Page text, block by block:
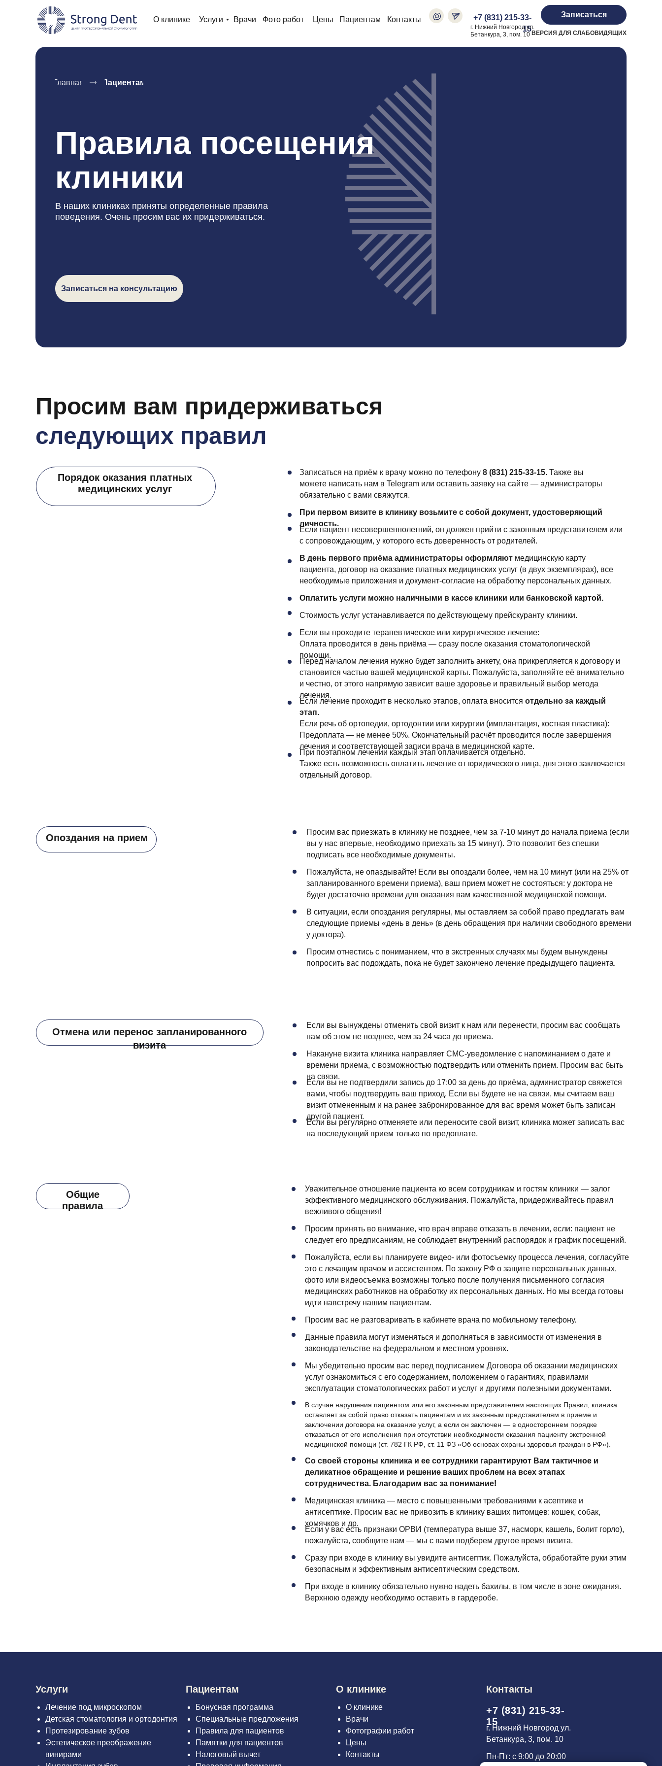
+7 (831) 215-33-
15
г. Нижний Новгород ул.
Бетанкура, 3, пом. 10
Записаться
О клинике Услуги Врачи Цены Пациентам
Фото работ Контакты
ВЕРСИЯ ДЛЯ СЛАБОВИДЯЩИХ
В наших клиниках приняты определенные правила
поведения. Очень просим вас их придерживаться.
Правила посещения
клиники
Записаться на консультацию
Главная Пациентам
Просим вам придерживаться
следующих правил
Порядок оказания платных
медицинских услуг
Перед началом лечения нужно будет заполнить анкету, она прикрепляется к договору и
становится частью вашей медицинской карты. Пожалуйста, заполняйте её внимательно
и честно, от этого напрямую зависит ваше здоровье и правильный выбор метода
лечения.
Оплатить услуги можно наличными в кассе клиники или банковской картой.
Стоимость услуг устанавливается по действующему прейскуранту клиники.
Если пациент несовершеннолетний, он должен прийти с законным представителем или
с сопровождающим, у которого есть доверенность от родителей.
При первом визите в клинику возьмите с собой документ, удостоверяющий
личность.
Записаться на приём к врачу можно по телефону 8 (831) 215-33-15. Также вы
можете написать нам в Telegram или оставить заявку на сайте — администраторы
обязательно с вами свяжутся.
Если вы проходите терапевтическое или хирургическое лечение:
Оплата проводится в день приёма — сразу после оказания стоматологической
помощи.
Если лечение проходит в несколько этапов, оплата вносится отдельно за каждый
этап.
Если речь об ортопедии, ортодонтии или хирургии (имплантация, костная пластика):
Предоплата — не менее 50%. Окончательный расчёт проводится после завершения
лечения и соответствующей записи врача в медицинской карте.
При поэтапном лечении каждый этап оплачивается отдельно.
Также есть возможность оплатить лечение от юридического лица, для этого заключается
отдельный договор.
В день первого приёма администраторы оформляют медицинскую карту
пациента, договор на оказание платных медицинских услуг (в двух экземплярах), все
необходимые приложения и документ-согласие на обработку персональных данных.
Опоздания на прием
Просим вас приезжать в клинику не позднее, чем за 7-10 минут до начала приема (если
вы у нас впервые, необходимо приехать за 15 минут). Это позволит без спешки
подписать все необходимые документы.
Пожалуйста, не опаздывайте! Если вы опоздали более, чем на 10 минут (или на 25% от
запланированного времени приема), ваш прием может не состояться: у доктора не
будет достаточно времени для оказания вам качественной медицинской помощи.
В ситуации, если опоздания регулярны, мы оставляем за собой право предлагать вам
следующие приемы «день в день» (в день обращения при наличии свободного времени
у доктора).
Просим отнестись с пониманием, что в экстренных случаях мы будем вынуждены
попросить вас подождать, пока не будет закончено лечение предыдущего пациента.
Отмена или перенос запланированного
визита
Если вы вынуждены отменить свой визит к нам или перенести, просим вас сообщать
нам об этом не позднее, чем за 24 часа до приема.
Накануне визита клиника направляет СМС-уведомление с напоминанием о дате и
времени приема, с возможностью подтвердить или отменить прием. Просим вас быть
на связи.
Если вы не подтвердили запись до 17:00 за день до приёма, администратор свяжется
вами, чтобы подтвердить ваш приход. Если вы будете не на связи, мы считаем ваш
визит отмененным и на ранее забронированное для вас время может быть записан
другой пациент.
Если вы регулярно отменяете или переносите свой визит, клиника может записать вас
на последующий прием только по предоплате.
Общие
правила
При входе в клинику обязательно нужно надеть бахилы, в том числе в зоне ожидания.
Верхнюю одежду необходимо оставить в гардеробе.
Сразу при входе в клинику вы увидите антисептик. Пожалуйста, обработайте руки этим
безопасным и эффективным антисептическим средством.
Если у вас есть признаки ОРВИ (температура выше 37, насморк, кашель, болит горло),
пожалуйста, сообщите нам — мы с вами подберем другое время визита.
Медицинская клиника — место с повышенными требованиями к асептике и
антисептике. Просим вас не привозить в клинику ваших питомцев: кошек, собак,
хомячков и др.
Мы убедительно просим вас перед подписанием Договора об оказании медицинских
услуг ознакомиться с его содержанием, положением о гарантиях, правилами
эксплуатации стоматологических работ и услуг и другими полезными документами.
Данные правила могут изменяться и дополняться в зависимости от изменения в
законодательстве на федеральном и местном уровнях.
Со своей стороны клиника и ее сотрудники гарантируют Вам тактичное и
деликатное обращение и решение ваших проблем на всех этапах
сотрудничества. Благодарим вас за понимание!
Пожалуйста, если вы планируете видео- или фотосъемку процесса лечения, согласуйте
это с лечащим врачом и ассистентом. По закону РФ о защите персональных данных,
фото или видеосъемка возможны только после получения письменного согласия
медицинских работников на обработку их персональных данных. Но мы всегда готовы
идти навстречу нашим пациентам.
Просим принять во внимание, что врач вправе отказать в лечении, если: пациент не
следует его предписаниям, не соблюдает внутренний распорядок и график посещений.
Уважительное отношение пациента ко всем сотрудникам и гостям клиники — залог
эффективного медицинского обслуживания. Пожалуйста, придерживайтесь правил
вежливого общения!
В случае нарушения пациентом или его законным представителем настоящих Правил, клиника
оставляет за собой право отказать пациентам и их законным представителям в приеме и
заключении договора на оказание услуг, а если он заключен — в одностороннем порядке
отказаться от его исполнения при отсутствии необходимости оказания пациенту экстренной
медицинской помощи (ст. 782 ГК РФ, ст. 11 ФЗ «Об основах охраны здоровья граждан в РФ»).
Просим вас не разговаривать в кабинете врача по мобильному телефону.
Пн-Пт: с 9:00 до 20:00
г. Нижний Новгород ул.
Бетанкура, 3, пом. 10
+7 (831) 215-33-
15
Услуги О клинике Контакты
Пациентам
О клинике
Врачи
Фотографии работ
Цены
Контакты
Бонусная программа
Специальные предложения
Правила для пациентов
Памятки для пациентов
Налоговый вычет
Лечение под микроскопом
Детская стоматология и ортодонтия
Протезирование зубов
Эстетическое преображение
винирами